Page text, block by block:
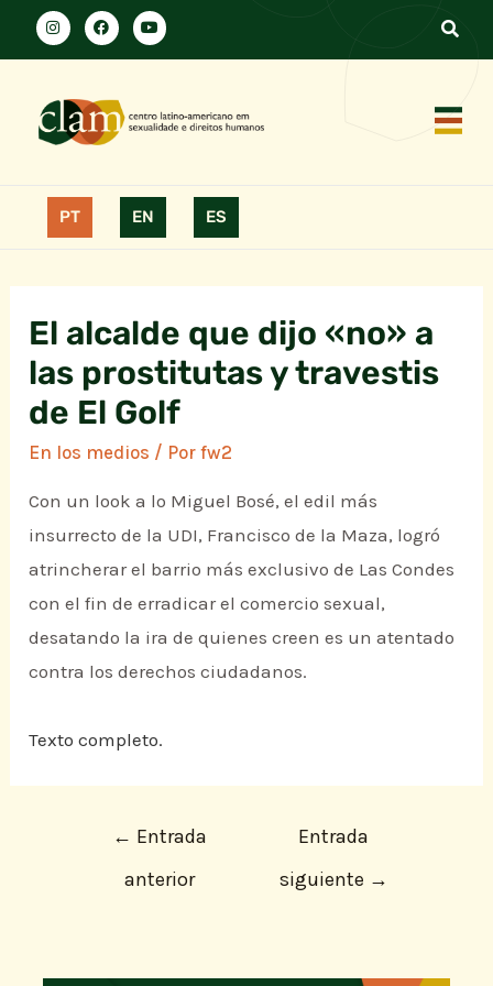
PT EN ES
El alcalde que dijo «no» a
las prostitutas y travestis
de El Golf
En los medios / Porfw2
Con un look a lo Miguel Bosé, el edil más
insurrecto de la UDI, Francisco de la Maza, logró
atrincherar el barrio más exclusivo de Las Condes
con el fin de erradicar el comercio sexual,
desatando la ira de quienes creen es un atentado
contra los derechos ciudadanos.
Texto completo.
← Entrada
anterior
Entrada
siguiente →